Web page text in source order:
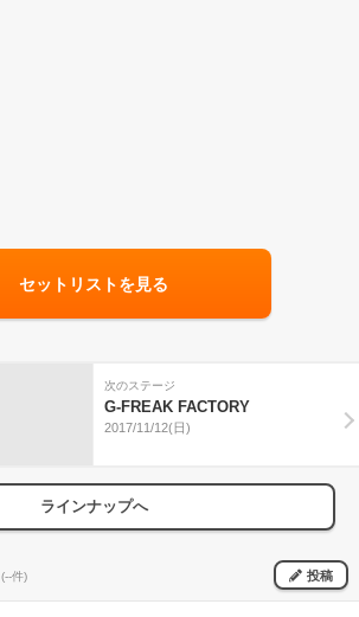
セットリストを見る
次のステージ
G-FREAK FACTORY
2017/11/12(日)
ラインナップへ
(--件) 投稿